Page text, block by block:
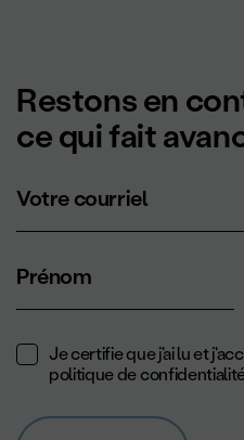
Restons en
ce qui fait
Votre courriel
Prénom
Je certifie que j'ai lu et
politique de